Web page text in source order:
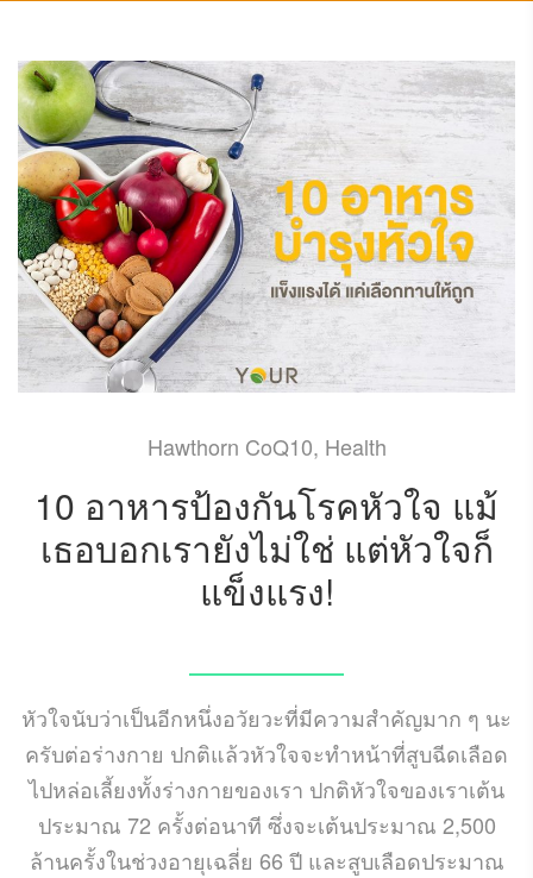
Hawthorn CoQ10, Health
10 อาหารป้องกันโรคหัวใจ แม้
เธอบอกเรายังไม่ใช่ แต่หัวใจก็
แข็งแรง!
หัวใจนับว่าเป็นอีกหนึ่งอวัยวะที่มีความสำคัญมาก ๆ นะ
ครับต่อร่างกาย ปกติแล้วหัวใจจะทำหน้าที่สูบฉีดเลือด
ไปหล่อเลี้ยงทั้งร่างกายของเรา ปกติหัวใจของเราเต้น
ประมาณ 72 ครั้งต่อนาที ซึ่งจะเต้นประมาณ 2,500
ล้านครั้งในช่วงอายุเฉลี่ย 66 ปี และสูบเลือดประมาณ